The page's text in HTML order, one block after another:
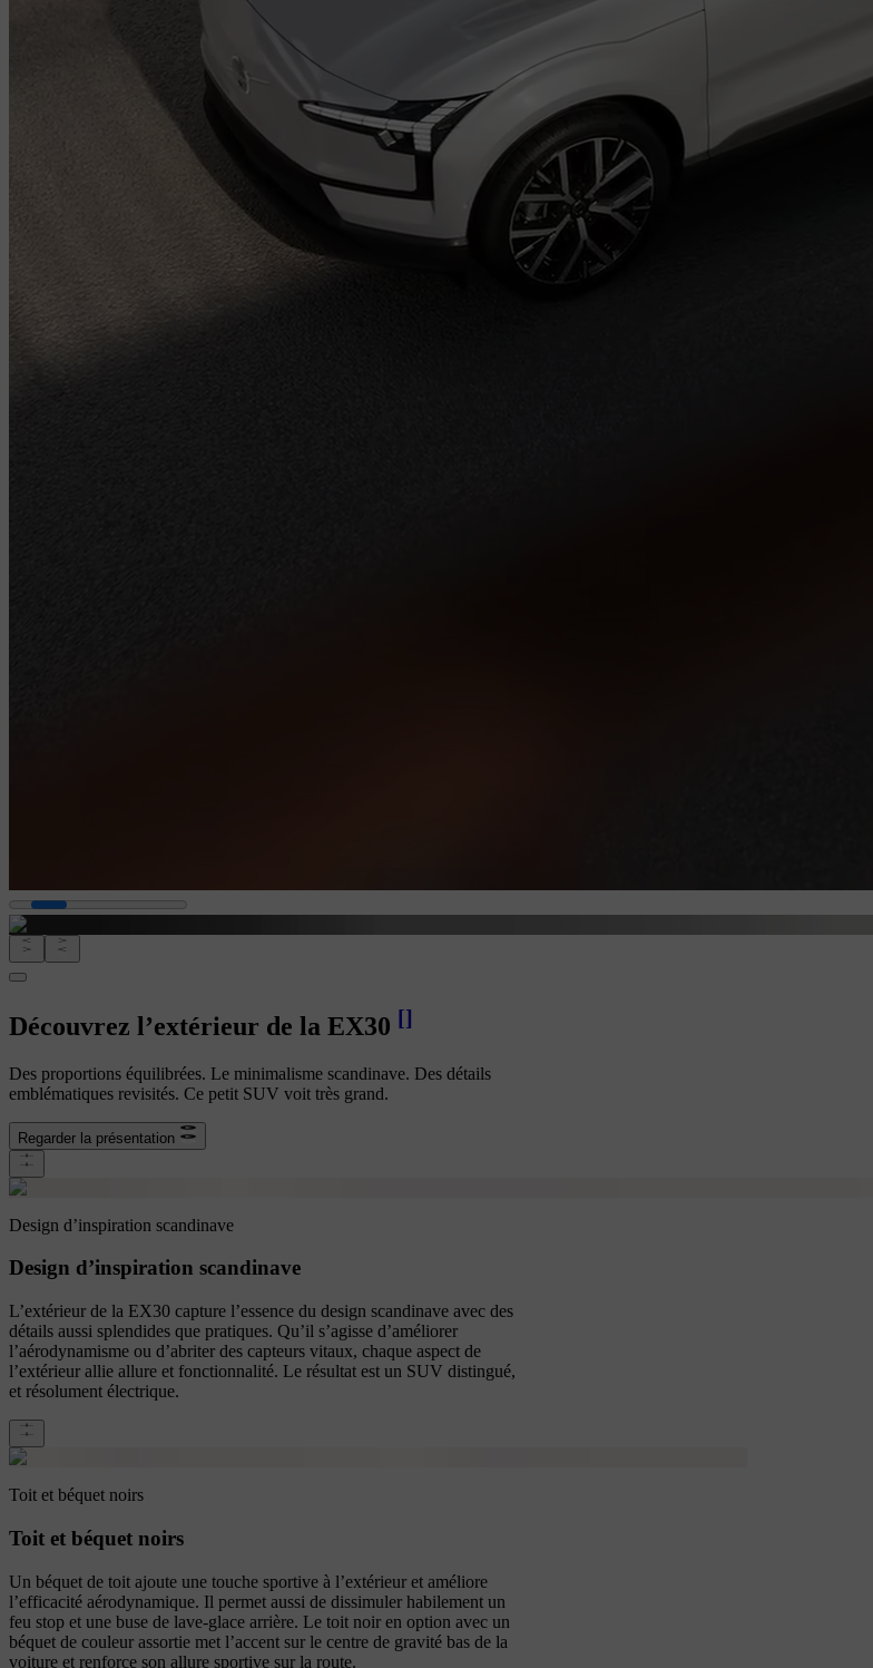
Découvrez l’extérieur de la EX30 []
Des proportions équilibrées. Le minimalisme scandinave. Des détails
emblématiques revisités. Ce petit SUV voit très grand.
Regarder la présentation
Design d’inspiration scandinave
Design d’inspiration scandinave
L’extérieur de la EX30 capture l’essence du design scandinave avec des
détails aussi splendides que pratiques. Qu’il s’agisse d’améliorer
l’aérodynamisme ou d’abriter des capteurs vitaux, chaque aspect de
l’extérieur allie allure et fonctionnalité. Le résultat est un SUV distingué,
et résolument électrique.
Toit et béquet noirs
Toit et béquet noirs
Un béquet de toit ajoute une touche sportive à l’extérieur et améliore
l’efficacité aérodynamique. Il permet aussi de dissimuler habilement un
feu stop et une buse de lave-glace arrière. Le toit noir en option avec un
béquet de couleur assortie met l’accent sur le centre de gravité bas de la
voiture et renforce son allure sportive sur la route.